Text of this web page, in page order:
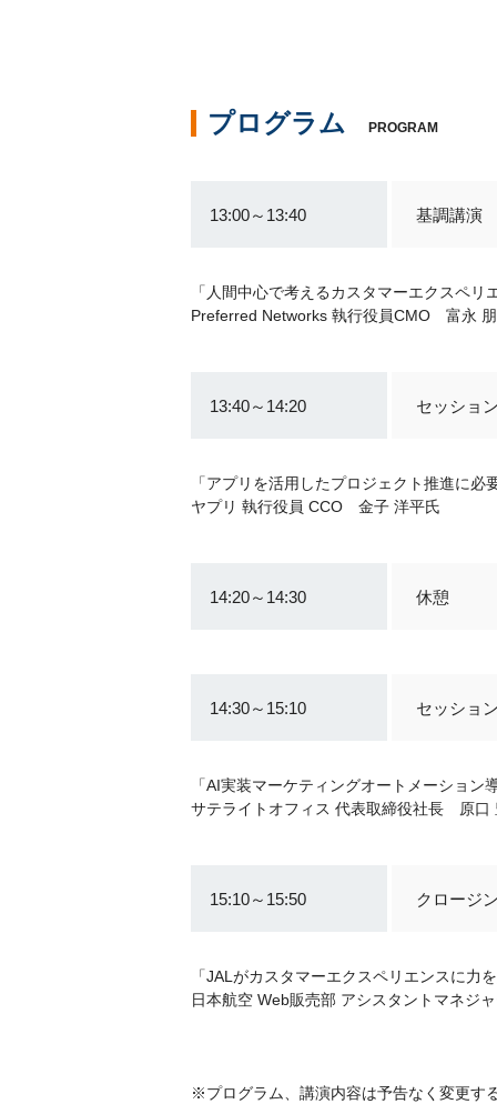
プログラム PROGRAM
13:00～13:40 基調講演
「人間中心で考えるカスタマーエクスペリ
Preferred Networks 執行役員CMO 富永
13:40～14:20 セッショ
「アプリを活用したプロジェクト推進に必
ヤプリ 執行役員 CCO 金子 洋平氏
14:20～14:30 休憩
14:30～15:10 セッショ
「AI実装マーケティングオートメーショ
サテライトオフィス 代表取締役社長 原口
15:10～15:50 クロージ
「JALがカスタマーエクスペリエンスに力を
日本航空 Web販売部 アシスタントマネ
※プログラム、講演内容は予告なく変更す